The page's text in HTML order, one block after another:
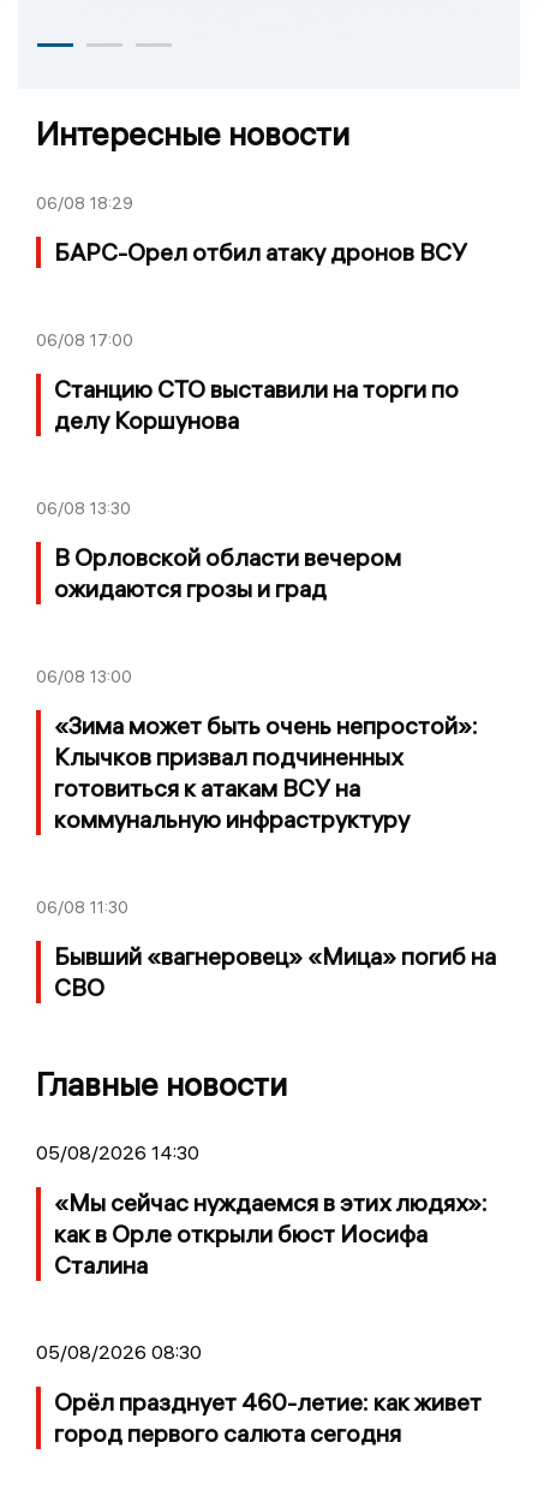
Интересные новости
06/08 18:29
БАРС-Орел отбил атаку дронов ВСУ
06/08 17:00
Станцию СТО выставили на торги по
делу Коршунова
06/08 13:30
В Орловской области вечером
ожидаются грозы и град
06/08 13:00
«Зима может быть очень непростой»:
Клычков призвал подчиненных
готовиться к атакам ВСУ на
коммунальную инфраструктуру
06/08 11:30
Бывший «вагнеровец» «Мица» погиб на
СВО
Главные новости
05/08/2026 14:30
«Мы сейчас нуждаемся в этих людях»:
как в Орле открыли бюст Иосифа
Сталина
05/08/2026 08:30
Орёл празднует 460-летие: как живет
город первого салюта сегодня